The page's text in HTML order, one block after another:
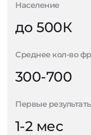
Население
до 500К
Среднее кол-во
300-700
Первые
1-2 мес